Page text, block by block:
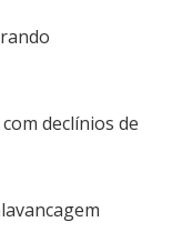
declínios de